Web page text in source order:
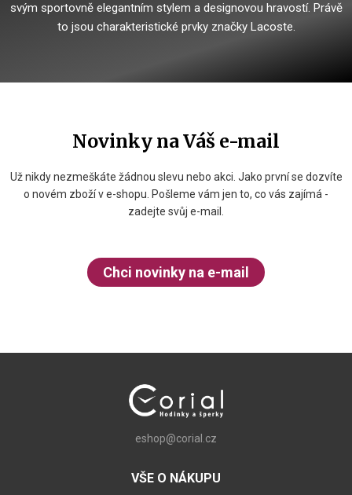
svým sportovně elegantním stylem a designovou hravostí. Právě
to jsou charakteristické prvky značky Lacoste.
Novinky na Váš e-mail
Už nikdy nezmeškáte žádnou slevu nebo akci. Jako první se dozvíte
o novém zboží v e-shopu. Pošleme vám jen to, co vás zajímá -
zadejte svůj e-mail.
Chci novinky na e-mail
eshop@corial.cz
VŠE O NÁKUPU